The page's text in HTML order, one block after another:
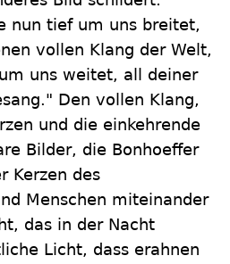
nun tief um uns breitet,
vollen Klang der Welt,
uns weitet, all deiner
Den vollen Klang,
und die einkehrende
Bilder, die Bonhoeffer
Kerzen des
Menschen miteinander
das in der Nacht
Licht, dass erahnen